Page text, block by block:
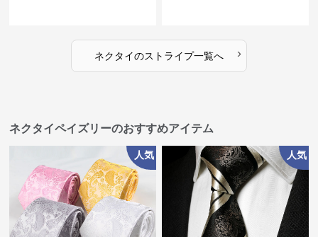
ネクタイのストライプ一覧へ ›
ネクタイペイズリーのおすすめアイテム
人気 人気